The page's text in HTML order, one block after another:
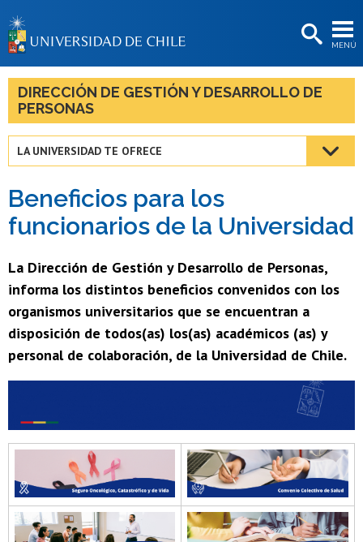
MENÚ
BIBLIOTECAS
LA UNIVERSIDAD
Estudiantes
Funcionarias/os
DIRECCIÓN DE GESTIÓN Y DESARROLLO DE
PERSONAS
LA UNIVERSIDAD TE OFRECE
Beneficios para los
funcionarios de la Universidad
La Dirección de Gestión y Desarrollo de Personas,
informa los distintos beneficios convenidos con los
organismos universitarios que se encuentran a
disposición de todos(as) los(as) académicos (as) y
personal de colaboración, de la Universidad de Chile.